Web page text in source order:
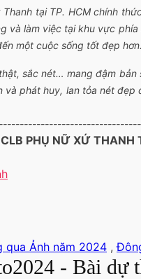
tại TP. HCM chính
và làm việc tại khu vực
một cuộc sống tốt đẹp hơn.
sắc nét… mang đậm
phát huy, lan tỏa nét
PHỤ NỮ XỨ THANH
qua Ảnh năm 2024 ,
- Bài